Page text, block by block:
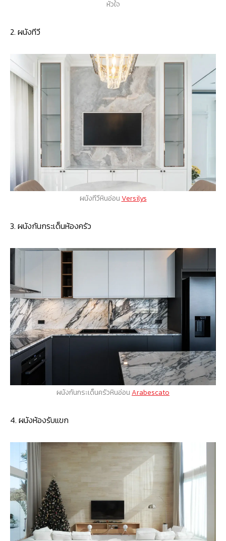
หัวใจ
2. ผนังทีวี
ผนังทีวีหินอ่อนVersilys
3. ผนังกันกระเด็นห้องครัว
ผนังกันกระเด็นครัวหินอ่อนArabescato
4. ผนังห้องรับแขก